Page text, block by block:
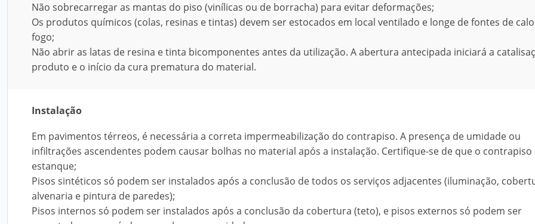
Não sobrecarregar as mantas do piso (vinílicas ou de borracha) para evitar deformações;
Os produtos químicos (colas, resinas e tintas) devem ser estocados em local ventilado e longe de fontes de
fogo;
Não abrir as latas de resina e tinta bicomponentes antes da utilização. A abertura antecipada iniciará a
produto e o início da cura prematura do material.
Instalação
Em pavimentos térreos, é necessária a correta impermeabilização do contrapiso. A presença de umidade ou
infiltrações ascendentes podem causar bolhas no material após a instalação. Certifique-se de que o contrapiso
estanque;
Pisos sintéticos só podem ser instalados após a conclusão de todos os serviços adjacentes (iluminação,
alvenaria e pintura de paredes);
Pisos internos só podem ser instalados após a conclusão da cobertura (teto), e pisos externos só podem ser